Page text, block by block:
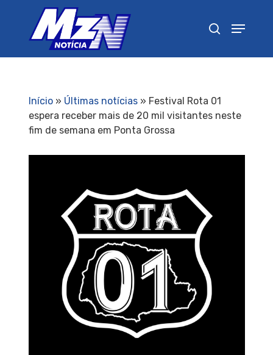
Início» Últimas notícias» Festival Rota 01
espera receber mais de 20 mil visitantes neste
fim de semana em Ponta Grossa